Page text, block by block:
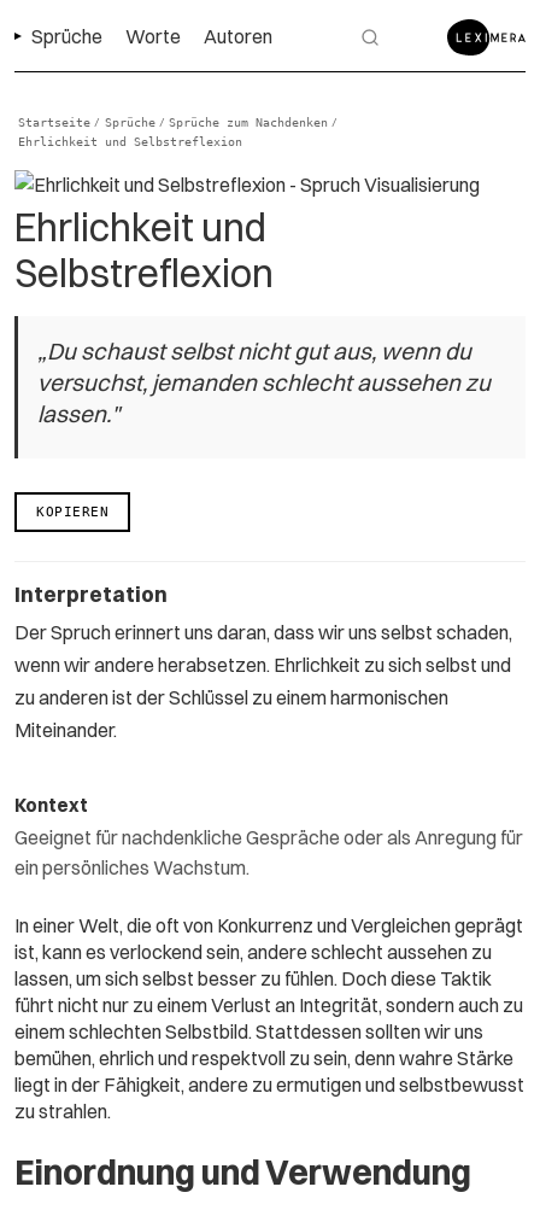
Sprüche Worte Autoren
Startseite / Sprüche / Sprüche zum Nachdenken /
Ehrlichkeit und Selbstreflexion
Ehrlichkeit und
Selbstreflexion
„Du schaust selbst nicht gut aus, wenn du
versuchst, jemanden schlecht aussehen zu
lassen."
KOPIEREN
Interpretation
Der Spruch erinnert uns daran, dass wir uns selbst schaden,
wenn wir andere herabsetzen. Ehrlichkeit zu sich selbst und
zu anderen ist der Schlüssel zu einem harmonischen
Miteinander.
Kontext
Geeignet für nachdenkliche Gespräche oder als Anregung für
ein persönliches Wachstum.
In einer Welt, die oft von Konkurrenz und Vergleichen geprägt
ist, kann es verlockend sein, andere schlecht aussehen zu
lassen, um sich selbst besser zu fühlen. Doch diese Taktik
führt nicht nur zu einem Verlust an Integrität, sondern auch zu
einem schlechten Selbstbild. Stattdessen sollten wir uns
bemühen, ehrlich und respektvoll zu sein, denn wahre Stärke
liegt in der Fähigkeit, andere zu ermutigen und selbstbewusst
zu strahlen.
Einordnung und Verwendung